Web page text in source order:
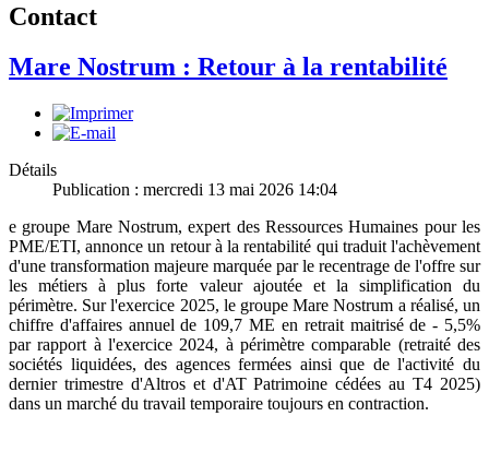
Contact
Mare Nostrum : Retour à la rentabilité
Détails
Publication : mercredi 13 mai 2026 14:04
e groupe Mare Nostrum, expert des Ressources Humaines pour les
PME/ETI, annonce un retour à la rentabilité qui traduit l'achèvement
d'une transformation majeure marquée par le recentrage de l'offre sur
les métiers à plus forte valeur ajoutée et la simplification du
périmètre. Sur l'exercice 2025, le groupe Mare Nostrum a réalisé, un
chiffre d'affaires annuel de 109,7 ME en retrait maitrisé de - 5,5%
par rapport à l'exercice 2024, à périmètre comparable (retraité des
sociétés liquidées, des agences fermées ainsi que de l'activité du
dernier trimestre d'Altros et d'AT Patrimoine cédées au T4 2025)
dans un marché du travail temporaire toujours en contraction.